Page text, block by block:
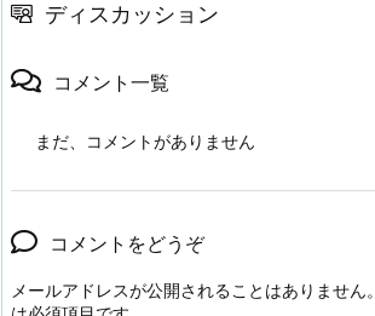
ディスカッション
コメント一覧
まだ、コメントがありません
コメントをどうぞ
メールアドレスが公開されることはありません。